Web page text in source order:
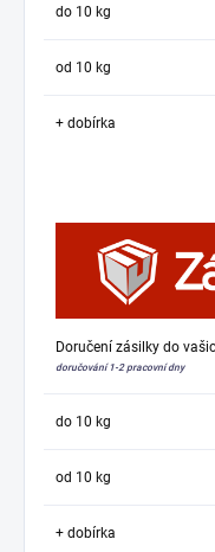
do 10 kg
od 10 kg
+ dobírka
Doručení zásilky do
doručování 1-2 pracovní dny
do 10 kg
od 10 kg
+ dobírka